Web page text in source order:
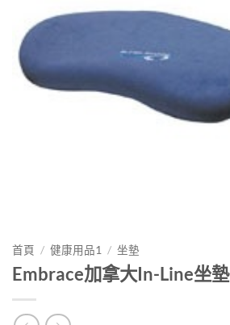
首頁 / 健康用品1 / 坐墊
Embrace加拿大In-Line坐墊